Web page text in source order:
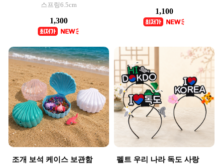
스프링6.5cm
1,300
1,100
조개 보석 케이스 보관함
펠트 우리 나라 독도 사랑